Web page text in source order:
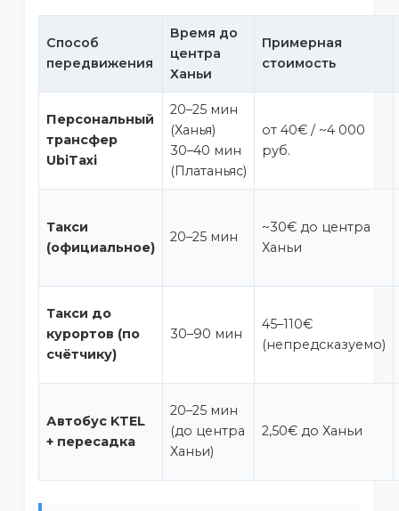
Способ
передвижения
Время до
центра
Ханьи
Примерная
стоимость
Персональный
трансфер
UbiTaxi
20–25 мин
(Ханья)
30–40 мин
(Платаньяс)
от 40€ / ~4 000
руб.
Такси
(официальное)
20–25 мин
~30€ до центра
Ханьи
Такси до
курортов (по
счётчику)
30–90 мин
45–110€
(непредсказуемо)
Автобус KTEL
+ пересадка
20–25 мин
(до центра
Ханьи)
2,50€ до Ханьи